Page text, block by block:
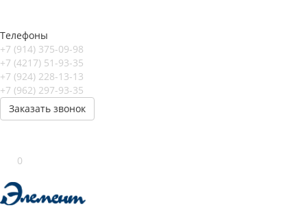
Телефоны
+7 (914) 375-09-98
+7 (4217) 51-93-35
+7 (924) 228-13-13
+7 (962) 297-93-35
Заказать звонок
0